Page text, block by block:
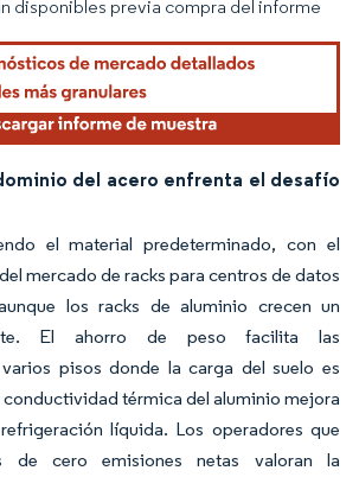
disponibles previa compra del informe
del acero enfrenta el desafío
el material predeterminado, con el
mercado de racks para centros de datos
los racks de aluminio crecen un
El ahorro de peso facilita las
pisos donde la carga del suelo es
térmica del aluminio mejora
líquida. Los operadores que
de cero emisiones netas valoran la